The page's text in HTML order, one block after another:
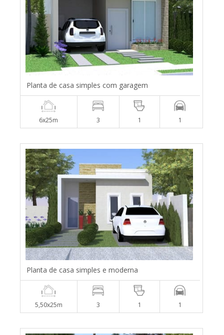
Planta de casa simples com garagem
6x25m 3 1 1
Planta de casa simples e moderna
5,50x25m 3 1 1